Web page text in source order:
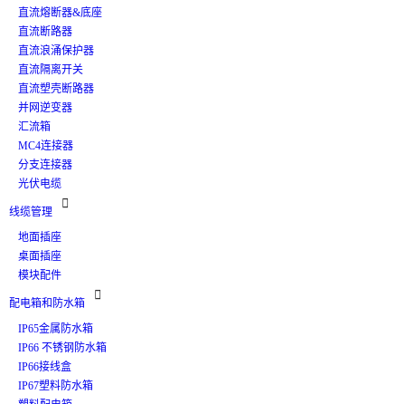
直流熔断器&底座
直流断路器
直流浪涌保护器
直流隔离开关
直流塑壳断路器
并网逆变器
汇流箱
MC4连接器
分支连接器
光伏电缆
线缆管理

地面插座
桌面插座
模块配件
配电箱和防水箱

IP65金属防水箱
IP66 不锈钢防水箱
IP66接线盒
IP67塑料防水箱